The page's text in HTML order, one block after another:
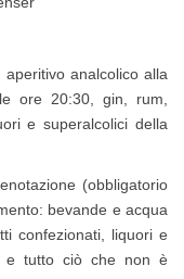
analcolico alla
ore 20:30, gin, rum,
e superalcolici della
(obbligatorio
bevande e acqua
confezionati, liquori e
e tutto ciò che non è